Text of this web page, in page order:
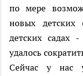
по мере
новых детских
детских садах
удалось
Сейчас у нас